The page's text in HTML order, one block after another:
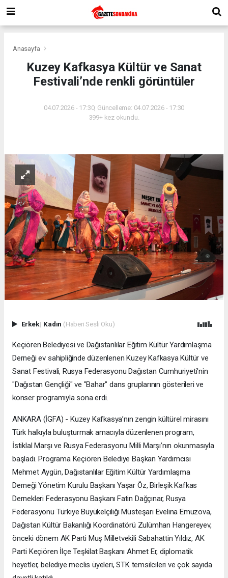
Anasayfa
Kuzey Kafkasya Kültür ve Sanat
Festivali’nde renkli görüntüler
04.07.2026 - 17:30, Güncelleme: 04.07.2026 - 17:30
399+ kez okundu.
Erkek| Kadın (Haberi Sesli Oku)
Keçiören Belediyesi ve Dağıstanlılar Eğitim Kültür Yardımlaşma
Derneği ev sahipliğinde düzenlenen Kuzey Kafkasya Kültür ve
Sanat Festivali, Rusya Federasyonu Dağıstan Cumhuriyeti'nin
"Dağıstan Gençliği" ve "Bahar" dans gruplarının gösterileri ve
konser programıyla sona erdi.
ANKARA (İGFA) - Kuzey Kafkasya’nın zengin kültürel mirasını
Türk halkıyla buluşturmak amacıyla düzenlenen program,
İstiklal Marşı ve Rusya Federasyonu Milli Marşı’nın okunmasıyla
başladı. Programa Keçiören Belediye Başkan Yardımcısı
Mehmet Aygün, Dağıstanlılar Eğitim Kültür Yardımlaşma
Derneği Yönetim Kurulu Başkanı Yaşar Öz, Birleşik Kafkas
Dernekleri Federasyonu Başkanı Fatin Dağçınar, Rusya
Federasyonu Türkiye Büyükelçiliği Müsteşarı Evelina Emuzova,
Dağıstan Kültür Bakanlığı Koordinatörü Zulümhan Hangereyev,
önceki dönem AK Parti Muş Milletvekili Sabahattin Yıldız, AK
Parti Keçiören İlçe Teşkilat Başkanı Ahmet Er, diplomatik
heyetler, belediye meclis üyeleri, STK temsilcileri ve çok sayıda